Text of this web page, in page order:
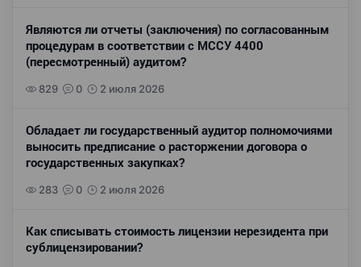
Являются ли отчеты (заключения) по согласованным
процедурам в соответствии с МССУ 4400
(пересмотренный) аудитом?
829 0 2 июля 2026
Обладает ли государственный аудитор полномочиями
выносить предписание о расторжении договора о
государственных закупках?
283 0 2 июля 2026
Как списывать стоимость лицензии нерезидента при
сублицензировании?